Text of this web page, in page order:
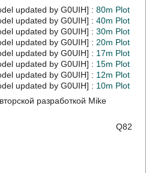
updated by G0UIH] :80m Plot
updated by G0UIH] :40m Plot
updated by G0UIH] :30m Plot
updated by G0UIH] : 20m Plot
updated by G0UIH] : 17m Plot
updated by G0UIH] : 15m Plot
updated by G0UIH] : 12m Plot
updated by G0UIH] : 10m Plot
разработкой Mike
Q82